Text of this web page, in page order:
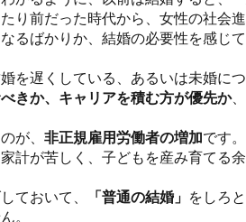
り前だった時代から、女性の社会進
るばかりか、結婚の必要性を感じ
を遅くしている、あるいは未婚に
きか、キャリアを積む方が優先か
が、 非正規雇用労働者の増加です
計が苦しく、子どもを産み育てる余
ておいて、
「普通の結婚」 をしろ
。